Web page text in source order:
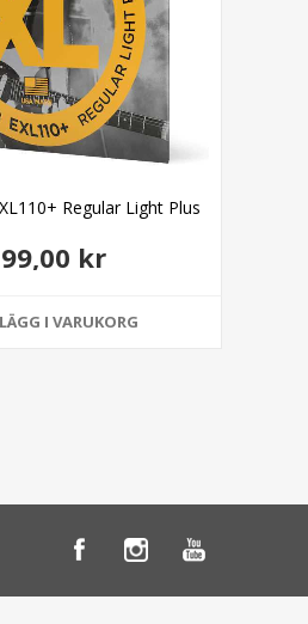
Regular Light Plus
99,00 kr
LÄGG I VARUKORG